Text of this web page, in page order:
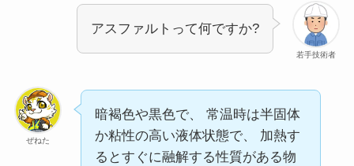
若手技術者
アスファルトって何ですか?
ぜねた
暗褐色や黒色で、 常温時は半固体
か粘性の高い液体状態で、 加熱す
るとすぐに融解する性質がある物